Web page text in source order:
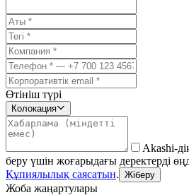
Өтініш түрі
Колокация
Akashi-
беру үшін жоғарыдағы деректерді
Құпиялылық саясатын. Жіберу
Жоба жаңартулары